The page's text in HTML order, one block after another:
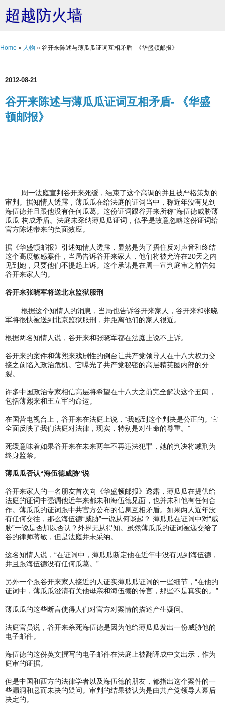
超越防火墙
Home » 人物 » 谷开来陈述与薄瓜瓜证词互相矛盾- 《华盛顿邮报》
2012-08-21
谷开来陈述与薄瓜瓜证词互相矛盾- 《华盛
顿邮报》
周一法庭宣判谷开来死缓，结束了这个高调的并且被严格策划的
审判。据知情人透露，薄瓜瓜在给法庭的证词当中，称近年没有见到
海伍德并且跟他没有任何瓜葛。这份证词跟谷开来所称“海伍德威胁薄
瓜瓜”构成矛盾。法庭未采纳薄瓜瓜证词，似乎是故意忽略这份证词给
官方陈述带来的负面效应。
据《华盛顿邮报》引述知情人透露，显然是为了捂住反对声音和终结
这个高度敏感案件，当局告诉谷开来家人，他们将被允许在20天之内
见到她，只要他们不提起上诉。这个承诺是在周一宣判庭审之前告知
谷开来家人的。
谷开来张晓军将送北京监狱服刑
根据这个知情人的消息，当局也告诉谷开来家人，谷开来和张晓
军将很快被送到北京监狱服刑，并距离他们的家人很近。
根据两名知情人说，谷开来和张晓军都在法庭上说不上诉。
谷开来的案件和薄熙来戏剧性的倒台让共产党领导人在十八大权力交
接之前陷入政治危机。它曝光了共产党秘密的高层精英圈内部的分
裂。
许多中国政治专家相信高层将希望在十八大之前完全解决这个丑闻，
包括薄熙来和王立军的命运。
在国营电视台上，谷开来在法庭上说，“我感到这个判决是公正的。它
全面反映了我们法庭对法律，现实，特别是对生命的尊重。”
死缓意味着如果谷开来在未来两年不再违法犯罪，她的判决将减刑为
终身监禁。
薄瓜瓜否认“海伍德威胁”说
谷开来家人的一名朋友首次向《华盛顿邮报》透露，薄瓜瓜在提供给
法庭的证词中强调他近年来都未和海伍德见面，也并未和他有任何合
作。薄瓜瓜的证词跟中共官方公布的信息互相矛盾。如果两人近年没
有任何交往，那么海伍德“威胁”一说从何谈起？ 薄瓜瓜在证词中对“威
胁”一说是否加以否认？外界无从得知。虽然薄瓜瓜的证词被递交给了
谷的律师蒋敏，但是法庭并未采纳。
这名知情人说，“在证词中，薄瓜瓜断定他在近年中没有见到海伍德，
并且跟海伍德没有任何瓜葛。”
另外一个跟谷开来家人接近的人证实薄瓜瓜证词的一些细节，“在他的
证词中，薄瓜瓜澄清有关他母亲和海伍德的传言，那些不是真实的。”
薄瓜瓜的这些断言使得人们对官方对案情的描述产生疑问。
法庭官员说，谷开来杀死海伍德是因为他给薄瓜瓜发出一份威胁他的
电子邮件。
海伍德的这份英文撰写的电子邮件在法庭上被翻译成中文出示，作为
庭审的证据。
但是中国和西方的法律学者以及海伍德的朋友，都指出这个案件的一
些漏洞和悬而未决的疑问。审判的结果被认为是由共产党领导人幕后
决定的。